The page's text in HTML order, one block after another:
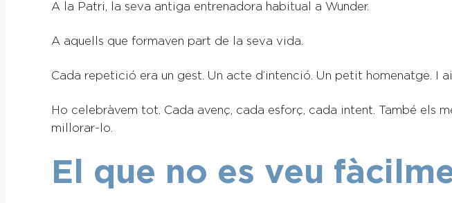
A la Patri, la seva antiga entrenadora habitual a Wunder.
A aquells que formaven part de la seva vida.
Cada repetició era un gest. Un acte d’intenció. Un petit homenatge. I
Ho celebràvem tot. Cada avenç, cada esforç, cada intent. També els
millorar-lo.
El que no es veu